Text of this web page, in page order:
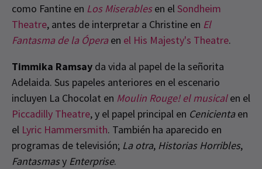
como Fantine en Los Miserablesen elSondheim
Theatre, antes de interpretar a Christine en El
Fantasma de la Óperaen el His Majesty's Theatre.
Timmika Ramsay da vida al papel de la señorita
Adelaida. Sus papeles anteriores en el escenario
incluyen La Chocolat en Moulin Rouge! el musicalen el
Piccadilly Theatre, y el papel principal en Cenicientaen
el Lyric Hammersmith. También ha aparecido en
programas de televisión; La otra, Historias Horribles,
Fantasmasy Enterprise.